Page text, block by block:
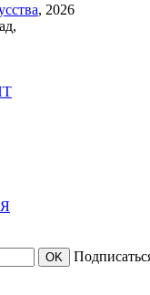
, 2026
OK